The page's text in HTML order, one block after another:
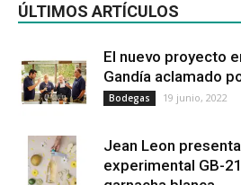
ÚLTIMOS ARTÍCULOS
El nuevo proyecto
Gandía aclamado
Bodegas 19 junio, 2022
Jean Leon
experimental GB-